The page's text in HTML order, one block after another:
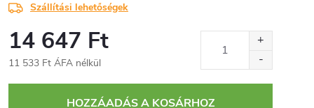
Szállítási lehetőségek
14 647 Ft
11 533 Ft ÁFA nélkül
HOZZÁADÁS A KOSÁRHOZ